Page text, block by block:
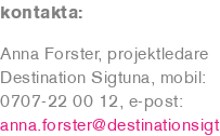
kontakta:
Anna Forster, projektledare
Destination Sigtuna, mobil:
0707-22 00 12, e-post:
anna.forster@destinationsigt